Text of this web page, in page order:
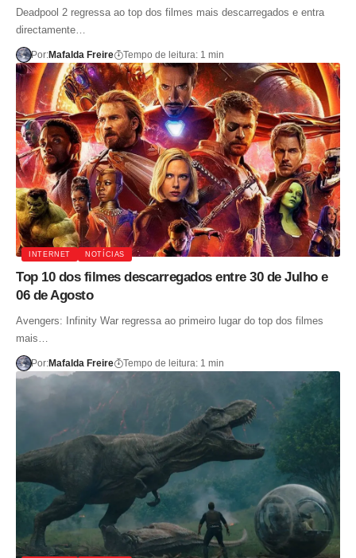
Deadpool 2 regressa ao top dos filmes mais descarregados e entra
directamente…
Por:Mafalda Freire Tempo de leitura: 1 min
INTERNET NOTÍCIAS
Top 10 dos filmes descarregados entre 30 de Julho e
06 de Agosto
Avengers: Infinity War regressa ao primeiro lugar do top dos filmes
mais…
Por:Mafalda Freire Tempo de leitura: 1 min